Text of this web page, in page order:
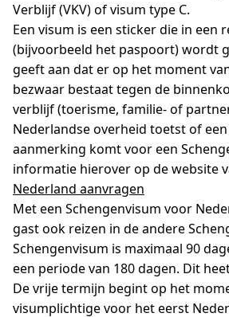
Verblijf (VKV) of visum type C.
Een visum is een sticker die in een
(bijvoorbeeld het paspoort) wordt
geeft aan dat er op het moment
bezwaar bestaat tegen de
verblijf (toerisme, familie- of
Nederlandse overheid toetst of
aanmerking komt voor een
informatie hierover op de website
Nederland aanvragen
Met een Schengenvisum voor
gast ook reizen in de andere
Schengenvisum is maximaal 90
een periode van 180 dagen. Dit
De vrije termijn begint op het
visumplichtige voor het eerst